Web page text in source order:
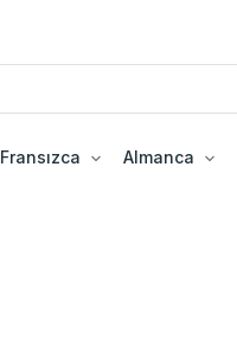
Fransızca Almanca